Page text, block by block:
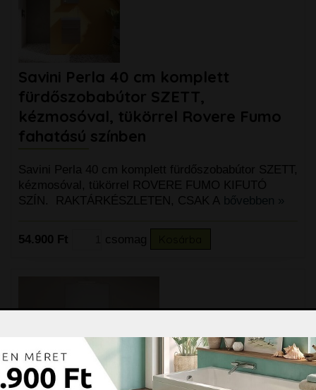
Savini Perla 40 cm komplett
fürdőszobabútor SZETT,
kézmosóval, tükörrel Rovere Fumo
fahatású színben
Savini Perla 40 cm komplett fürdőszobabútor SZETT,
kézmosóval, tükörrel ROVERE FUMO KIFUTÓ
SZÍN. RAKTÁRKÉSZLETEN, CSAK A bővebben »
54.900 Ft csomag